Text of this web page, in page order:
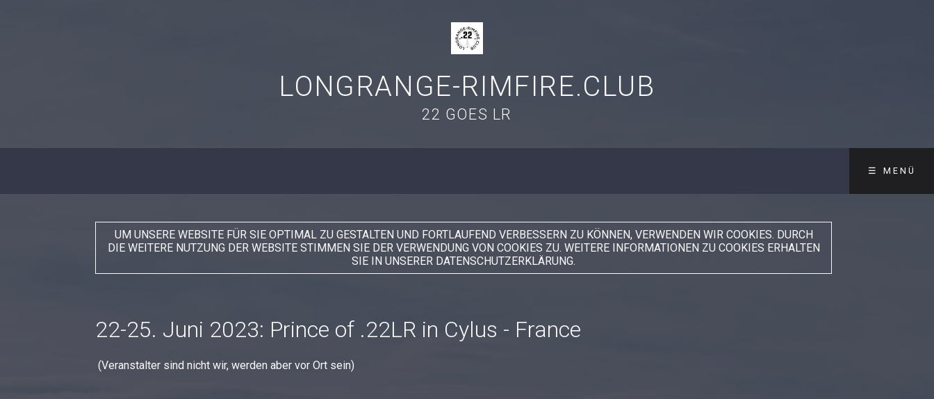
LONGRANGE-RIMFIRE.CLUB
22 GOES LR
☰ MENÜ
UM UNSERE WEBSITE FÜR SIE OPTIMAL ZU GESTALTEN UND FORTLAUFEND VERBESSERN ZU KÖNNEN, VERWENDEN WIR COOKIES. DURCH
DIE WEITERE NUTZUNG DER WEBSITE STIMMEN SIE DER VERWENDUNG VON COOKIES ZU. WEITERE INFORMATIONEN ZU COOKIES ERHALTEN
SIE IN UNSERER DATENSCHUTZERKLÄRUNG.
22-25. Juni 2023: Prince of .22LR in Cylus - France
(Veranstalter sind nicht wir, werden aber vor Ort sein)